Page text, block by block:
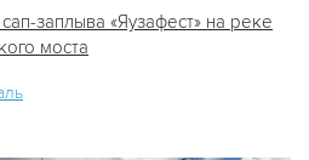
заплыва «Яузафест» на реке
моста